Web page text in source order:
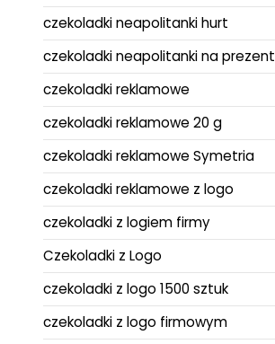
czekoladki neapolitanki hurt
czekoladki neapolitanki na prezent
czekoladki reklamowe
czekoladki reklamowe 20 g
czekoladki reklamowe Symetria
czekoladki reklamowe z logo
czekoladki z logiem firmy
Czekoladki z Logo
czekoladki z logo 1500 sztuk
czekoladki z logo firmowym